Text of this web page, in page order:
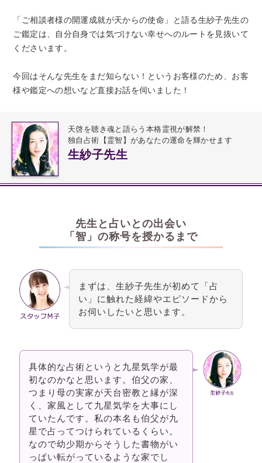
「ご相談者様の開運成就が天からの使命」と語る生紗子先生の
ご鑑定は、自分自身では気づけない幸せへのルートを見抜いて
くださいます。
今回はそんな先生をまだ知らない！というお客様のため、お客
様や鑑定への想いなど直接お話を伺いました！
天啓を聴き魂と語らう本格霊視が解禁！
独自占術【霊智】があなたの運命を輝かせます
生紗子先生
先生と占いとの出会い
「智」の称号を授かるまで
まずは、生紗子先生が初めて「占
い」に触れた経緯やエピソードから
お伺いしたいと思います。
具体的な占術というと九星気学が最
初なのかなと思います。伯父の家、
つまり母の実家が天台密教と縁が深
く、家風として九星気学を大事にし
ていたんです。私の本名も伯父が九
星で占ってつけられているくらい。
なので幼少期からそうした書物がい
っぱい転がっているような家でし